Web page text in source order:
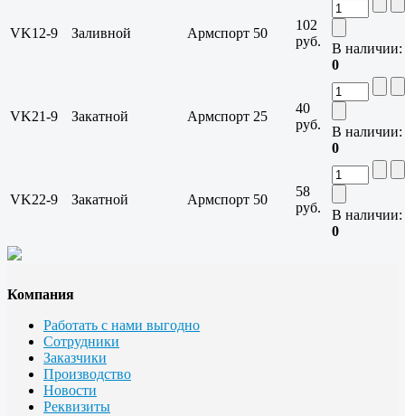
VK12-9 Заливной Армспорт 50
102
руб.
В наличии:
0
VK21-9 Закатной Армспорт 25
40
руб.
В наличии:
0
VK22-9 Закатной Армспорт 50
58
руб.
В наличии:
0
Компания
Работать с нами выгодно
Сотрудники
Заказчики
Производство
Новости
Реквизиты